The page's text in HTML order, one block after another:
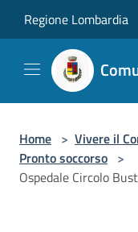
Regione Lombardia
Home > Vivere il
Pronto soccorso >
Ospedale Circolo